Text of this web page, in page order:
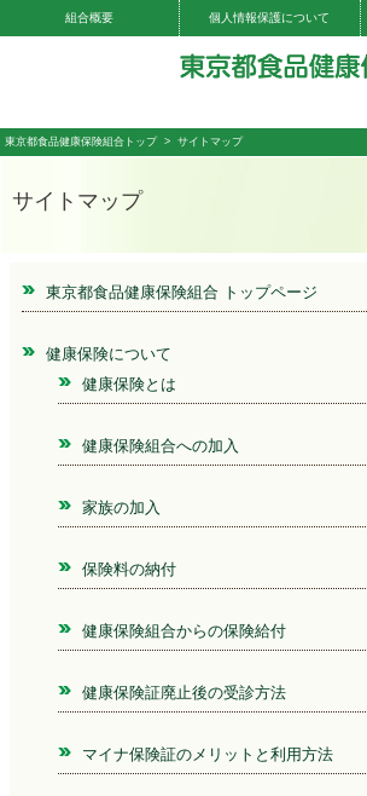
組合概要 個人情報保護について
東京都食品健康保険組合トップ> サイトマップ
サイトマップ
東京都食品健康保険組合 トップページ
健康保険について
健康保険とは
健康保険組合への加入
家族の加入
保険料の納付
健康保険組合からの保険給付
健康保険証廃止後の受診方法
マイナ保険証のメリットと利用方法